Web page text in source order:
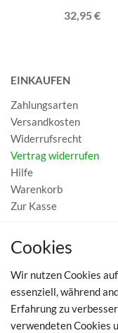
32,95 €
EINKAUFEN
Zahlungsarten
Versandkosten
Widerrufsrecht
Vertrag widerrufen
Hilfe
Warenkorb
Zur Kasse
MEIN KONTO
TOP SCHUHTHEMEN
Cookies
Wir nutzen Cookies
essenziell, während
Erfahrung zu
verwendeten Cookies